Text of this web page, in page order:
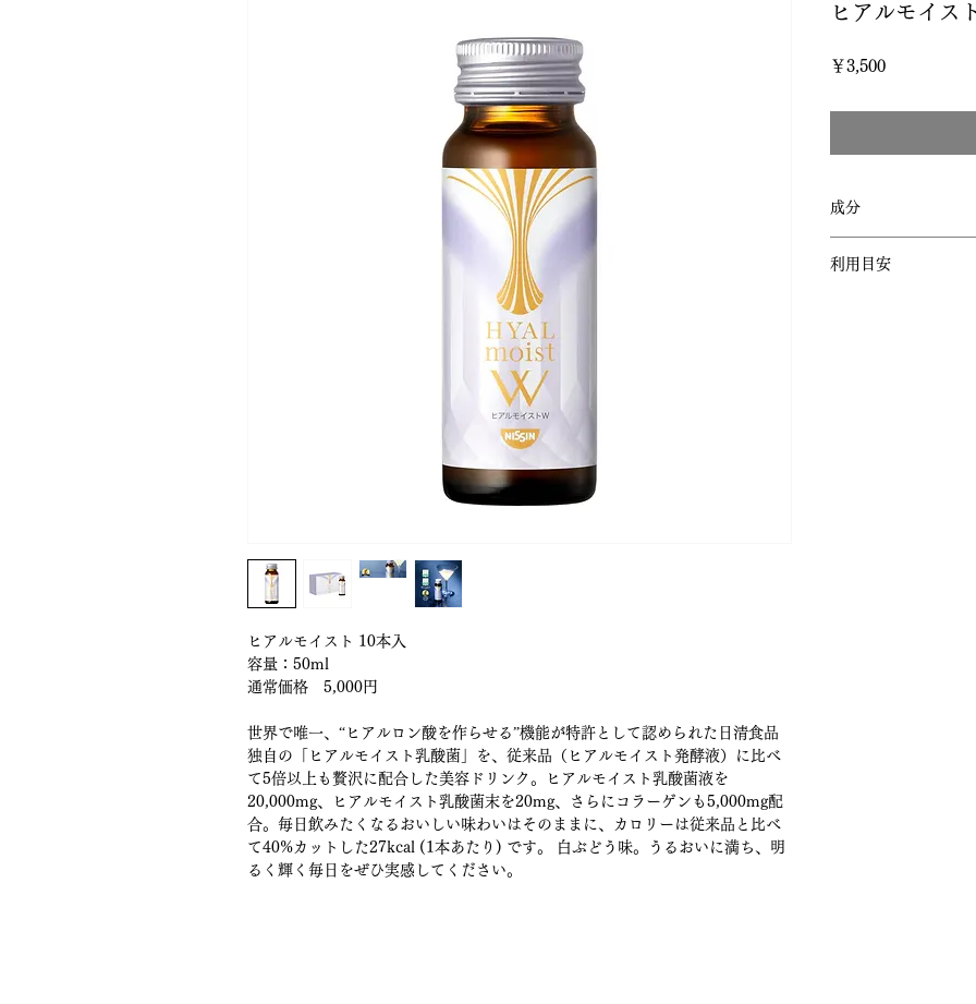
ヒアルモイスト 10本入
容量：50ml
通常価格　5,000円
世界で唯一、“ヒアルロン酸を作らせる”機能が特許として認められた日清食品
独自の「ヒアルモイスト乳酸菌」を、従来品（ヒアルモイスト発酵液）に比べ
て5倍以上も贅沢に配合した美容ドリンク。ヒアルモイスト乳酸菌液を
20,000mg、ヒアルモイスト乳酸菌末を20mg、さらにコラーゲンも5,000mg配
合。毎日飲みたくなるおいしい味わいはそのままに、カロリーは従来品と比べ
て40%カットした27kcal (1本あたり) です。 白ぶどう味。うるおいに満ち、明
るく輝く毎日をぜひ実感してください。
ヒアルモイス
￥3,500価
成分
利用目安